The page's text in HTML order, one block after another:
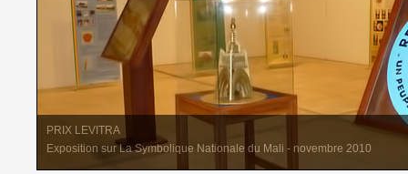
litiges et les prix de l'assurance font constamment grimper le prix des
croissant de pharmacies en ligne vendent des médicaments de mauvaise
PRIX LEVITRA
Exposition sur La Symbolique Nationale du Mali - novembre 2010